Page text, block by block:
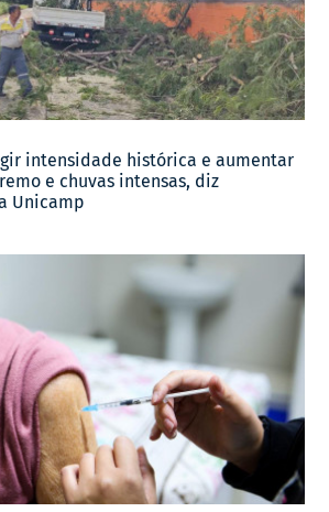
intensidade histórica e aumentar
e chuvas intensas, diz
Unicamp